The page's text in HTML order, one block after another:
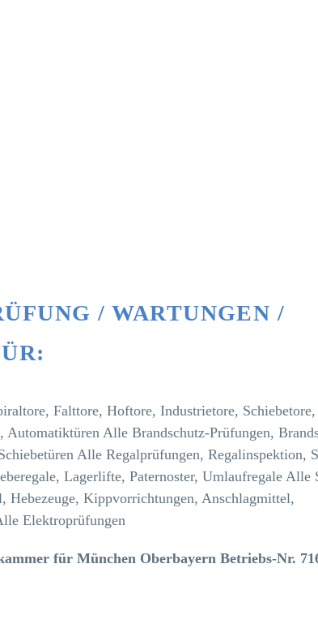
/ WARTUNGEN /
Falttore, Hoftore, Industrietore, Schiebetore,
Alle Brandschutz-Prüfungen,
Alle Regalprüfungen, Regalinspektion,
Lagerlifte, Paternoster, Umlaufregale Alle
Hebezeuge, Kippvorrichtungen, Anschlagmittel,
Elektroprüfungen
für München Oberbayern Betriebs-Nr.